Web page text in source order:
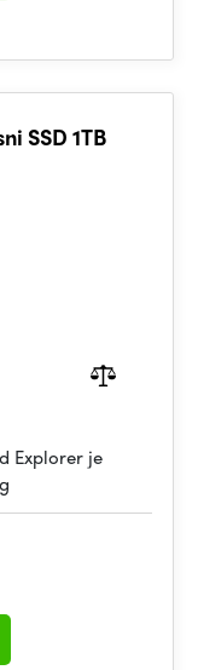
SSD 1TB
Explorer je